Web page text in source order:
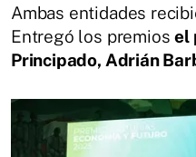
Ambas entidades
Entregó los premiosel
Principado, Adrián